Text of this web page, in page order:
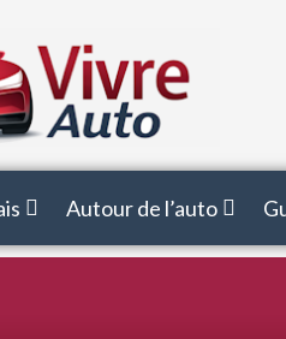
Autour de l’auto